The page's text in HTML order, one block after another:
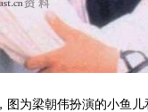
为梁朝伟扮演的小鱼儿